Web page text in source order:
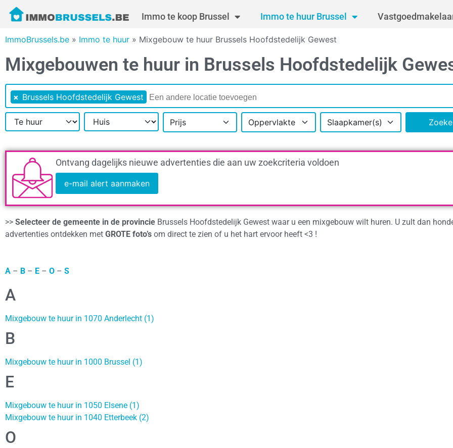
Immo te koop Brussel Immo te huur Brussel
ImmoBrussels.be » Immo te huur » Mixgebouw te huur Brussels Hoofdstedelijk Gewest
Mixgebouwen te huur in Brussels Hoofdstedelijk
× Brussels Hoofdstedelijk Gewest
Prijs Oppervlakte Slaapkamer(s)
Ontvang dagelijks nieuwe advertenties die aan uw zoekcriteria voldoen
e-mail alert aanmaken
>> Selecteer de gemeente in de provincie Brussels Hoofdstedelijk Gewest waar u een mixgebouw wilt huren. U zult dan
advertenties ontdekken met GROTE foto’s om direct te zien of u het hart ervoor heeft <3 !
A – B – E – O – S
A
Mixgebouw te huur in 1070 Anderlecht (1)
B
Mixgebouw te huur in 1000 Brussel (1)
E
Mixgebouw te huur in 1050 Elsene (1)
Mixgebouw te huur in 1040 Etterbeek (2)
O